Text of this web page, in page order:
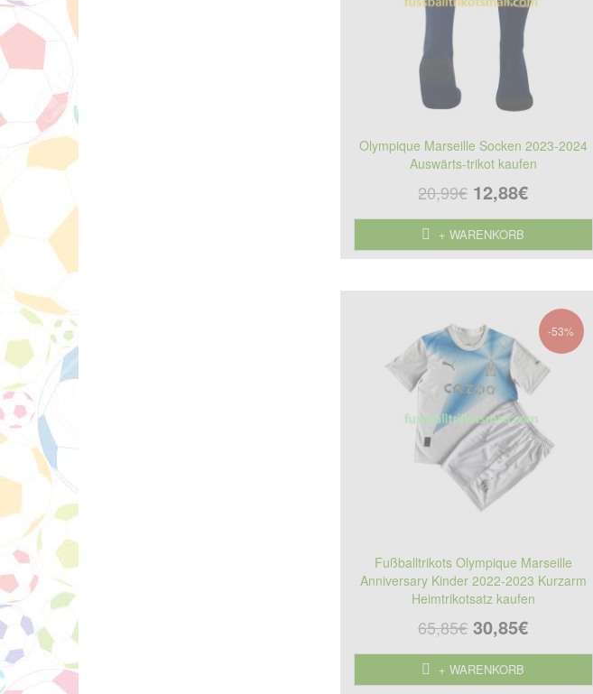
Olympique Marseille Socken 2023-2024
Auswärts-trikot kaufen
20,99€ 12,88€
+ WARENKORB
-53%
Fußballtrikots Olympique Marseille
Anniversary Kinder 2022-2023 Kurzarm
Heimtrikotsatz kaufen
65,85€ 30,85€
+ WARENKORB